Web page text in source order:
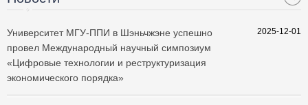
Университет МГУ-ППИ в Шэньчжэне успешно
провел Международный научный симпозиум
«Цифровые технологии и реструктуризация
экономического порядка»
2025-12-01